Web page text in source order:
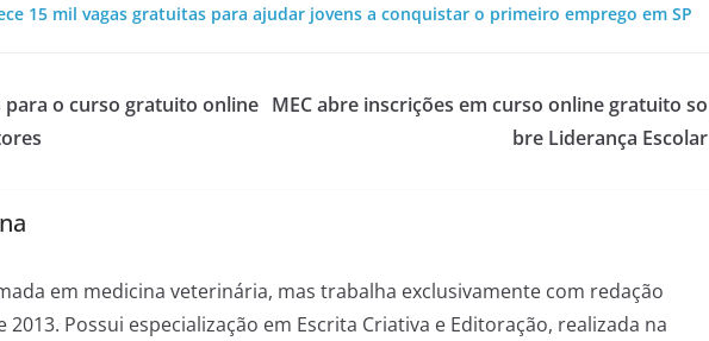
15 mil vagas gratuitas para ajudar jovens a conquistar o primeiro emprego em SP
para o curso gratuito online MEC abre inscrições em curso online gratuito so
bre Liderança Escolar
em medicina veterinária, mas trabalha exclusivamente com redação
2013. Possui especialização em Escrita Criativa e Editoração, realizada na